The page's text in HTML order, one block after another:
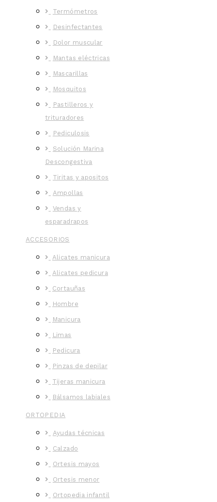
Termómetros
Desinfectantes
Dolor muscular
Mantas eléctricas
Mascarillas
Mosquitos
Pastilleros y
trituradores
Pediculosis
Solución Marina
Descongestiva
Tiritas y apositos
Ampollas
Vendas y
esparadrapos
ACCESORIOS
Alicates manicura
Alicates pedicura
Cortauñas
Hombre
Manicura
Limas
Pedicura
Pinzas de depilar
Tijeras manicura
Bálsamos labiales
ORTOPEDIA
Ayudas técnicas
Calzado
Ortesis mayos
Ortesis menor
Ortopedia infantil